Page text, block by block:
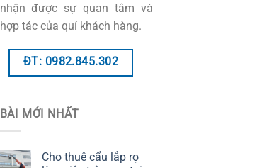
nhận được sự quan tâm và
hợp tác của quí khách hàng.
ĐT: 0982.845.302
BÀI MỚI NHẤT
Cho thuê cẩu lắp rọ